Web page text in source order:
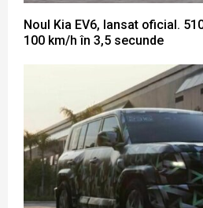
Noul Kia EV6, lansat oficial.
100 km/h în 3,5 secunde